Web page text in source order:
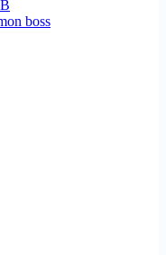
boss